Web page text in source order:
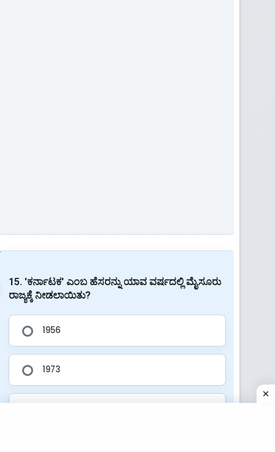
15. 'ಕರ್ನಾಟಕ' ಎಂಬ ಹೆಸರನ್ನು ಯಾವ ವರ್ಷದಲ್ಲಿ ಮೈಸೂರು
ರಾಜ್ಯಕ್ಕೆ ನೀಡಲಾಯಿತು?
1956
1973